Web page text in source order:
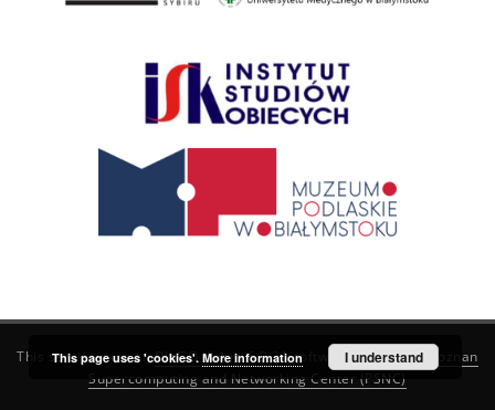
This service runs onDInGO dLibra 6.3.21software created by
Poznan
Supercomputing and Networking Center (PSNC)
This page uses 'cookies'. More information I understand